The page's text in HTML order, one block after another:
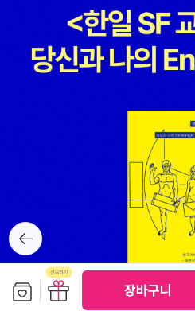
장바구니
뒤로가
기